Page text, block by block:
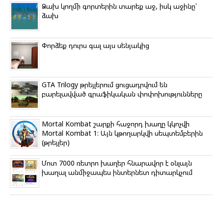
Ձախ կողմի գորտերին տարեք աջ, իսկ աջինը՝
ձախ
Փորձեք դուրս գալ այս սենյակից
GTA Trilogy թրեյլերում ցուցադրվում են
բարելավված գրաֆիկական փոփոխությունները
Mortal Kombat շարքի հաջորդ խաղը կկոչվի
Mortal Kombat 1: Այն կթողարկվի սեպտեմբերին
(թրեյլեր)
Մոտ 7000 ռետրո խաղեր հնարավոր է օնլայն
խաղալ անմիջապես ինտերնետ դիտարկչում